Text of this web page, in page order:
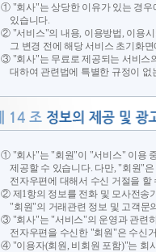
① "회사"는 상당한 이유가 있는 경우
있습니다.
② "서비스"의 내용, 이용방법, 이용
그 변경 전에 해당 서비스 초기화
③ "회사"는 무료로 제공되는 서비스
대하여 관련법에 특별한 규정이 없
① "회사"는 "회원"이 "서비스" 이용
제공할 수 있습니다. 다만, "회원"은
전자우편에 대해서 수신 거절을 할
② 제1항의 정보를 전화 및 모사전송
"회원"의 거래관련 정보 및 고객문
③ "회사"는 "서비스"의 운영과 관련
전자우편을 수신한 "회원"은 수신
④ "이용자(회원, 비회원 포함)"는 회